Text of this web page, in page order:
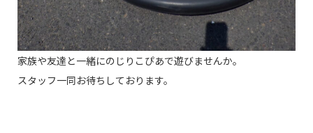
家族や友達と一緒にのじりこぴあで遊びませんか。
スタッフ一同お待ちしております。